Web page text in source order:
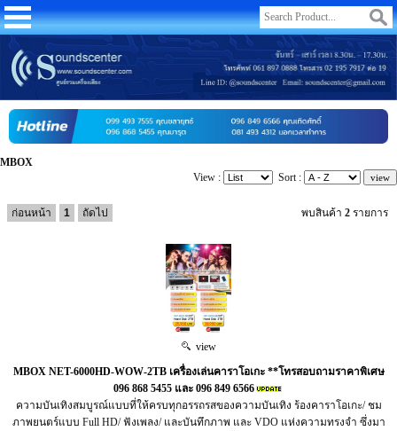
MBOX
View :
Sort :
ก่อนหน้า 1 ถัดไป พบสินค้า 2 รายการ
view
MBOX NET-6000HD-WOW-2TB เครื่องเล่นคาราโอเกะ **โทรสอบถามราคาพิเศษ
096 868 5455 และ 096 849 6566
ความบันเทิงสมบูรณ์แบบที่ให้ครบทุกอรรถรสของความบันเทิง ร้องคาราโอเกะ/ ชม
ภาพยนตร์แบบ Full HD/ ฟังเพลง/ และบันทึกภาพ และ VDO แห่งความทรงจำ ซึ่งมา